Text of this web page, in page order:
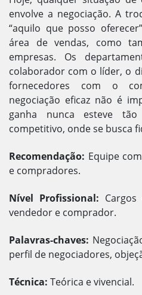
contato@prosphera.com.br
envolve a negociação. A
“aquilo que posso
área de vendas, como
empresas. Os
colaborador com o líder, o
fornecedores com o
negociação eficaz não é
ganha nunca esteve
competitivo, onde se busca
Recomendação: Equipe
e compradores.
Nível Profissional:
vendedor e comprador.
Palavras-chaves:
perfil de negociadores,
Técnica: Teórica e vivencial.